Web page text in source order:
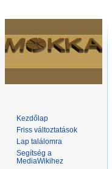
Kezdőlap
Friss változtatások
Lap találomra
Segítség a
MediaWikihez